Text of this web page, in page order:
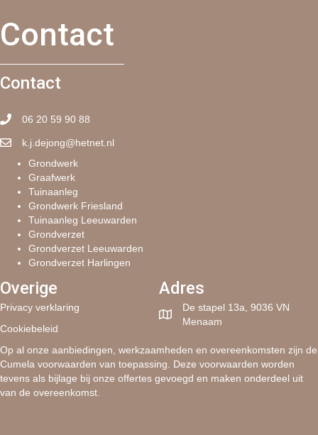
Contact
Contact
06 20 59 90 88
k.j.dejong@hetnet.nl
Grondwerk
Graafwerk
Tuinaanleg
Grondwerk Friesland
Tuinaanleg Leeuwarden
Grondverzet
Grondverzet Leeuwarden
Grondverzet Harlingen
Overige
Privacy verklaring
Cookiebeleid
Adres
De stapel 13a, 9036 VN
Menaam
Op al onze aanbiedingen, werkzaamheden en overeenkomsten zijn de
Cumela voorwaarden van toepassing. Deze voorwaarden worden
tevens als bijlage bij onze offertes gevoegd en maken onderdeel uit
van de overeenkomst.